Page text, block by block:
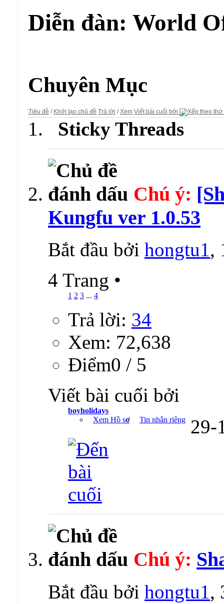
Diễn đàn: World
Chuyên Mục
Tiêu đề / Khởi tạo chủ đề Trả lời /Xem Viết bài cuối bởi
Sticky Threads
Chú ý:
Kungfu ver 1.0.53
Bắt đầu bởi hongtu1,
4 Trang •
1 2 3 ... 4
Trả lời: 34
Xem: 72,638
Ðiểm0 / 5
Viết bài cuối bởi
boyholidays
Xem Hồ sơ
Tin nhắn riêng 29-
Chú ý:
Bắt đầu bởi hongtu1,